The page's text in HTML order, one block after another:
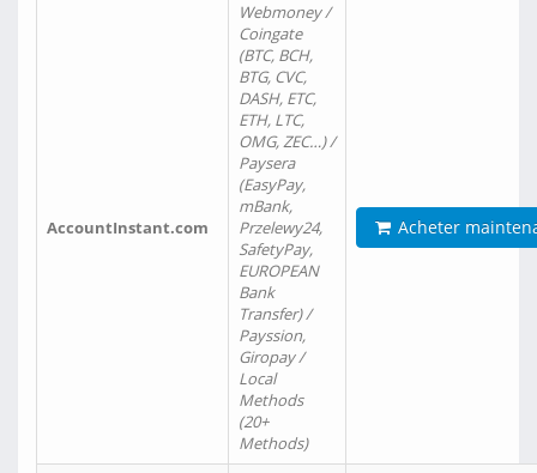
AccountInstant.com
Webmoney /
Coingate
(BTC, BCH,
BTG, CVC,
DASH, ETC,
ETH, LTC,
OMG, ZEC…) /
Paysera
(EasyPay,
mBank,
Przelewy24,
SafetyPay,
EUROPEAN
Bank
Transfer) /
Payssion,
Giropay /
Local
Methods
(20+
Methods)
Acheter